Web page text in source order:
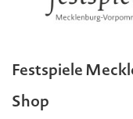
Festspiele
Shop